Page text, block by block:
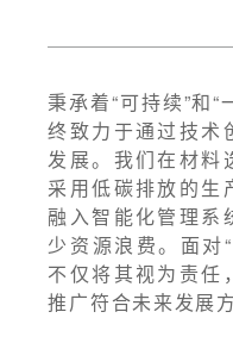
秉承着“可持续”和
终致力于通过技术
发展。我们在材料
采用低碳排放的生
融入智能化管理系
少资源浪费。面对
不仅将其视为责任
推广符合未来发展